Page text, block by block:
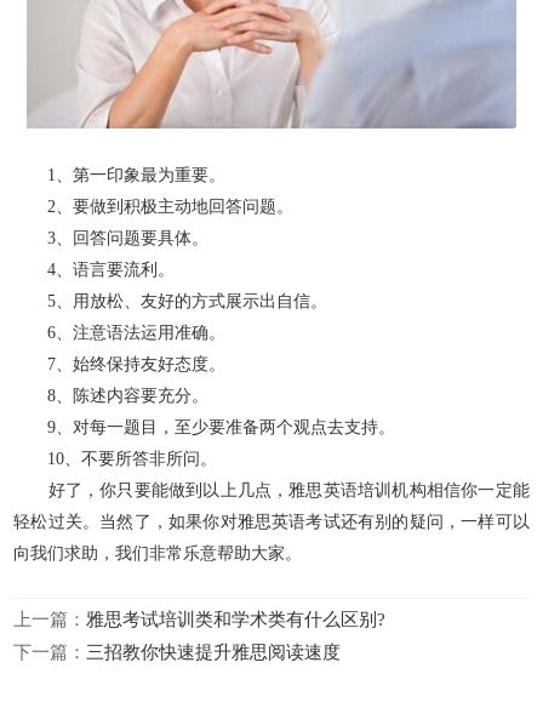
1、第一印象最为重要。
2、要做到积极主动地回答问题。
3、回答问题要具体。
4、语言要流利。
5、用放松、友好的方式展示出自信。
6、注意语法运用准确。
7、始终保持友好态度。
8、陈述内容要充分。
9、对每一题目，至少要准备两个观点去支持。
10、不要所答非所问。
好了，你只要能做到以上几点，雅思英语培训机构相信你一定能
轻松过关。当然了，如果你对雅思英语考试还有别的疑问，一样可以
向我们求助，我们非常乐意帮助大家。
上一篇：雅思考试培训类和学术类有什么区别?
下一篇：三招教你快速提升雅思阅读速度